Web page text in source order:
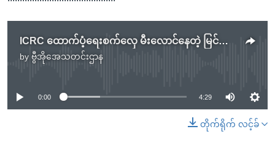
ICRC ထောက်ပံ့ရေးစက်လှေ မီးလောင်နေတဲ့ မြင်ကွင်း (ဓါတ်ပုံ - မေယုထွန်း - အောက်တိုဘာ ၂၈၊ ၂၀၂၀)
by ဗွီအိုအေသတင်းဌာန
No media source currently available
0:00 4:29
တိုက်ရိုက် လင့်ခ်